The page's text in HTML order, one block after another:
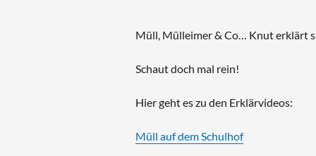
Müll, Mülleimer & Co… Knut erklärt
Schaut doch mal rein!
Hier geht es zu den Erklärvideos:
Müll auf dem Schulhof